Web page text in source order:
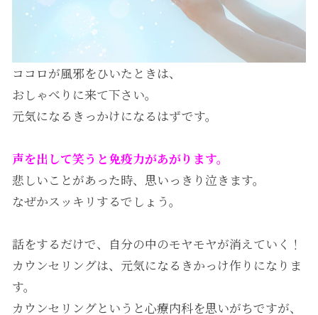
ココロが風邪をひいたときは、
おしゃべりに来て下さい。
元気になるきっかけになるはずです。
声を出して笑うと免疫力があがります。
悲しいことがあった時、思いっきり泣きます。
なぜかスッキリするでしょう。
話をするだけで、自分の中のモヤモヤが消えていく！
カウンセリングは、元気になるきかっけ作りになりま
す。
カウンセリングというと心療内科を思いがちですが、